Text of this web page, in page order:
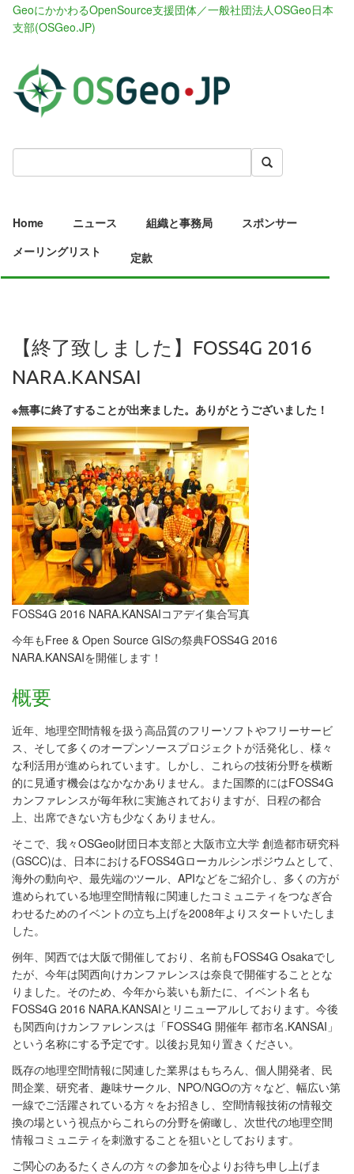
GeoにかかわるOpenSource支援団体／一般社団法人OSGeo日本
支部(OSGeo.JP)
Home ニュース 組織と事務局
スポンサー
メーリングリスト
定款
【終了致しました】FOSS4G 2016
NARA.KANSAI
※無事に終了することが出来ました。ありがとうございました！
FOSS4G 2016 NARA.KANSAIコアデイ集合写真
今年もFree & Open Source GISの祭典FOSS4G 2016
NARA.KANSAIを開催します！
概要
近年、地理空間情報を扱う高品質のフリーソフトやフリーサービ
ス、そして多くのオープンソースプロジェクトが活発化し、様々
な利活用が進められています。しかし、これらの技術分野を横断
的に見通す機会はなかなかありません。また国際的にはFOSS4G
カンファレンスが毎年秋に実施されておりますが、日程の都合
上、出席できない方も少なくありません。
そこで、我々OSGeo財団日本支部と大阪市立大学 創造都市研究科
(GSCC)は、日本におけるFOSS4Gローカルシンポジウムとして、
海外の動向や、最先端のツール、APIなどをご紹介し、多くの方が
進められている地理空間情報に関連したコミュニティをつなぎ合
わせるためのイベントの立ち上げを2008年よりスタートいたしま
した。
例年、関西では大阪で開催しており、名前もFOSS4G Osakaでし
たが、今年は関西向けカンファレンスは奈良で開催することとな
りました。そのため、今年から装いも新たに、イベント名も
FOSS4G 2016 NARA.KANSAIとリニューアルしております。今後
も関西向けカンファレンスは「FOSS4G 開催年 都市名.KANSAI」
という名称にする予定です。 以後お見知り置きください。
既存の地理空間情報に関連した業界はもちろん、個人開発者、民
間企業、研究者、趣味サークル、NPO/NGOの方々など、幅広い第
一線でご活躍されている方々をお招きし、空間情報技術の情報交
換の場という視点からこれらの分野を俯瞰し、次世代の地理空間
情報コミュニティを刺激することを狙いとしております。
ご関心のあるたくさんの方々の参加を心よりお待ち申し上げま